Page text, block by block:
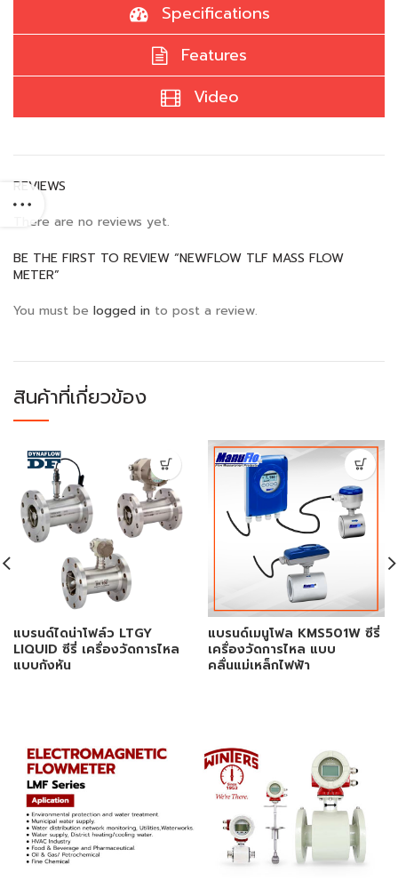
Specifications
Features
Video
REVIEWS
There are no reviews yet.
BE THE FIRST TO REVIEW “NEWFLOW TLF MASS FLOW
METER”
You must be logged in to post a review.
สินค้าที่เกี่ยวข้อง
แบรนด์ไดน่าโฟล์ว LTGY
LIQUID ซีรี่ เครื่องวัดการไหล
แบบกังหัน
แบรนด์เมนูโฟล KMS501W ซีรี่
เครื่องวัดการไหล แบบ
คลื่นแม่เหล็กไฟฟ้า